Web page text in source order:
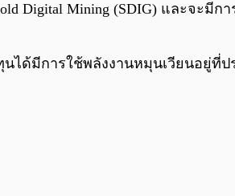
Digital Mining (SDIG) และจะ
ได้มีการใช้พลังงานหมุนเวียนอยู่ที่